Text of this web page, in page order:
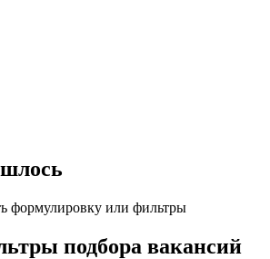
формулировку или фильтры
подбора вакансий